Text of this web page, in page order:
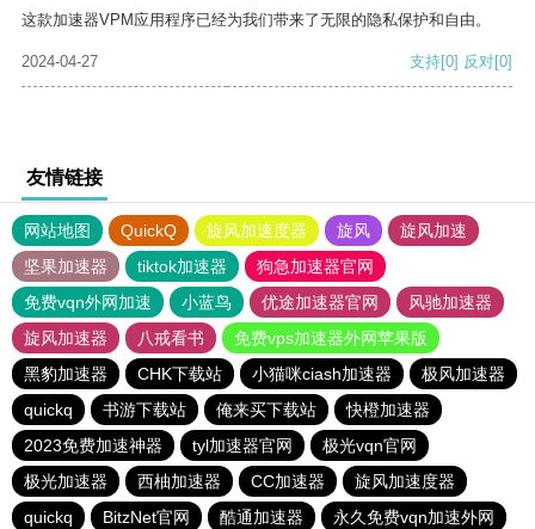
这款加速器VPM应用程序已经为我们带来了无限的隐私保护和自由。
2024-04-27 支持[0] 反对[0]
友情链接
网站地图 QuickQ 旋风加速度器 旋风
旋风加速
坚果加速器
tiktok加速器
狗急加速器官网
免费vqn外网加速
小蓝鸟 优途加速器官网
风驰加速器
旋风加速器
八戒看书
免费vps加速器外网苹果版
黑豹加速器
CHK下载站 小猫咪ciash加速器
极风加速器
quickq
书游下载站 俺来买下载站
快橙加速器
2023免费加速神器
tyl加速器官网
极光vqn官网
极光加速器
西柚加速器 CC加速器
旋风加速度器
quickq
BitzNet官网 酷通加速器 永久免费vqn加速外网